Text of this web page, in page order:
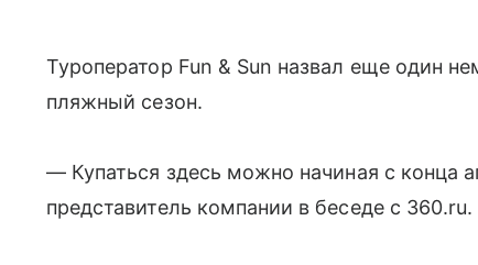
Туроператор Fun & Sun назвал еще один
пляжный сезон.
— Купаться здесь можно начиная с конца
представитель компании в беседе с 360.ru.